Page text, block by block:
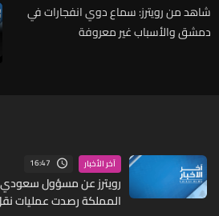
شاهد من رويترز: سماع دوي انفجارات في
دمشق والأسباب غير معروفة
آخر الأخبار 16:47
رويترز عن مسؤول
المملكة رصدت عمليات